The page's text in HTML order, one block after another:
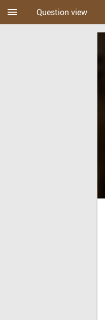
menu Question view